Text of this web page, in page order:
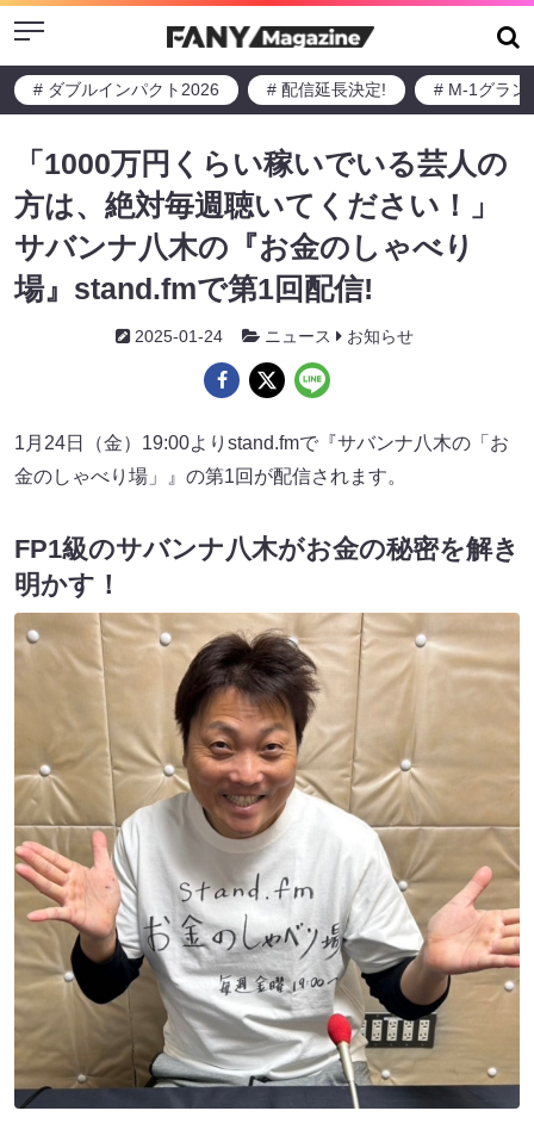
Menu
# ダブルインパクト2026 # 配信延長決定! # M-1グラン
「1000万円くらい稼いでいる芸人の
方は、絶対毎週聴いてください！」
サバンナ八木の『お金のしゃべり
場』stand.fmで第1回配信!
2025-01-24 ニュース お知らせ
1月24日（金）19:00よりstand.fmで『サバンナ八木の「お
金のしゃべり場」』の第1回が配信されます。
FP1級のサバンナ八木がお金の秘密を解き
明かす！